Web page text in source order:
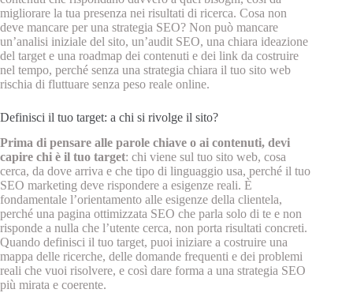
migliorare la tua presenza nei risultati di ricerca. Cosa non
deve mancare per una strategia SEO? Non può mancare
un’analisi iniziale del sito, un’audit SEO, una chiara ideazione
del target e una roadmap dei contenuti e dei link da costruire
nel tempo, perché senza una strategia chiara il tuo sito web
rischia di fluttuare senza peso reale online.
Definisci il tuo target: a chi si rivolge il sito?
Prima di pensare alle parole chiave o ai contenuti, devi
capire chi è il tuo target: chi viene sul tuo sito web, cosa
cerca, da dove arriva e che tipo di linguaggio usa, perché il tuo
SEO marketing deve rispondere a esigenze reali. È
fondamentale l’orientamento alle esigenze della clientela,
perché una pagina ottimizzata SEO che parla solo di te e non
risponde a nulla che l’utente cerca, non porta risultati concreti.
Quando definisci il tuo target, puoi iniziare a costruire una
mappa delle ricerche, delle domande frequenti e dei problemi
reali che vuoi risolvere, e così dare forma a una strategia SEO
più mirata e coerente.